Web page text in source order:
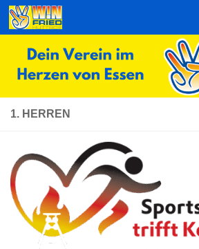
Zum Inhalt springen
1. HERREN